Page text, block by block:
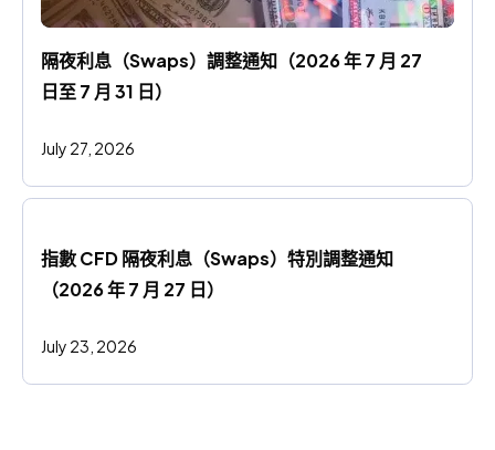
隔夜利息（Swaps）調整通知（2026 年 7 月 27
日至 7 月 31 日）
July 27, 2026
指數 CFD 隔夜利息（Swaps）特別調整通知
（2026 年 7 月 27 日）
July 23, 2026